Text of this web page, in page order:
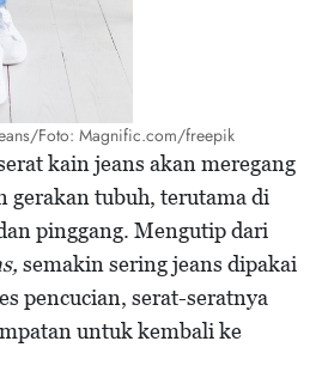
Foto: Magnific.com/freepik
kain jeans akan meregang
gerakan tubuh, terutama di
pinggang. Mengutip dari
semakin sering jeans dipakai
pencucian, serat-seratnya
untuk kembali ke